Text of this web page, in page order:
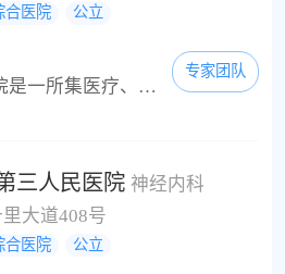
合医院 公立
厦门大学附属成功医院是一所集医疗、教学、科研、保健、疗养为一体的三级甲等综合性军队医院。是厦门大学附属成功医院，安徽医科大学、福建医科大学、第四军医大学、南昌大学医学院临床学院。是厦门市首批城镇职工医疗保险定点医院、福建省首批交通事故救治伤员定点医院、厦门市工伤救治定点医院，是厦门市医保定点单位。医院占地面积29.3亩，医疗建筑面积超10万平方米，现展开床位1200张。经过几代人的创建与传承，厦门...
专家团队
三人民医院 神经内科
大道408号
合医院 公立